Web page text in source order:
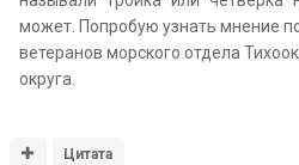
может. Попробую узнать мнение
ветеранов морского отдела
округа.
Цитата